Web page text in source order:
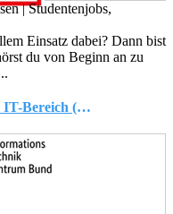
| Studentenjobs,
Einsatz dabei? Dann bist
du von Beginn an zu
Studentische Aushilfskräfte im IT-Bereich (w/m/d)